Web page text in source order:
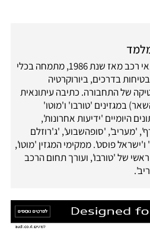
עיתונאי רכב מאז שנת 1986, מתמחה בכלי
בדרכים, ביורוקרטיה
של התחבורה. כתיבה עיתונאית
במגזינים 'טורבו' ו'מוטו'
היומיים 'ידיעות אחרונות',
'מעריב', 'סופהשבוע', 'ג'רוזלם
פוסט'. ממקימי המגזין 'מוטו',
של 'טורבו', ועורך תחום הרכב